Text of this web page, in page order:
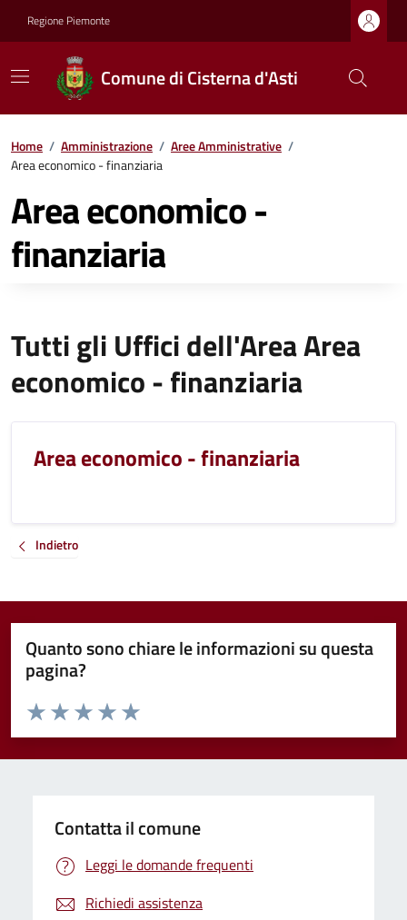
Regione Piemonte
Comune di Cisterna d'Asti
Home / Amministrazione / Aree Amministrative /
Area economico - finanziaria
Area economico -
finanziaria
Tutti gli Uffici dell'Area Area
economico - finanziaria
Area economico - finanziaria
Indietro
Quanto sono chiare le informazioni su questa
pagina?
Valuta da 1 a 5 stelle la pagina
Valuta 5 stelle su 5
Valuta 4 stelle su 5
Valuta 3 stelle su 5
Valuta 2 stelle su 5
Valuta 1 stelle su 5
Contatta il comune
Leggi le domande frequenti
Richiedi assistenza